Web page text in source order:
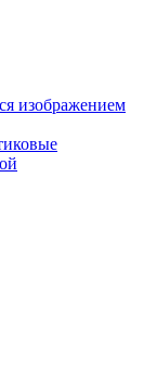
изображением